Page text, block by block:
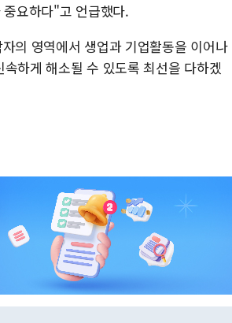
중요하다"고 언급했다.
의 영역에서 생업과 기업활동을 이어나
하게 해소될 수 있도록 최선을 다하겠